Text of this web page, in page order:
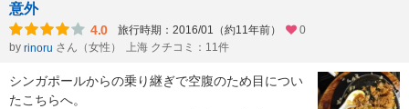
意外
4.0 旅行時期：2016/01（約11年前）
0
by rinoru さん（女性） 上海 クチコミ：11件
シンガポールからの乗り継ぎで空腹のため目につい
たこちらへ。